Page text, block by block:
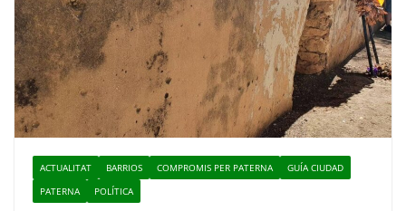
ACTUALITAT BARRIOS COMPROMIS PER PATERNA
GUÍA CIUDAD
PATERNA
POLÍTICA